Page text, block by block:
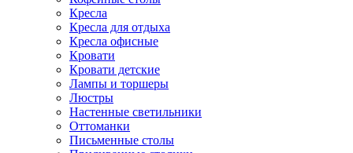
Кресла
Кресла для отдыха
Кресла офисные
Кровати
Кровати детские
Лампы и торшеры
Люстры
Настенные светильники
Оттоманки
Письменные столы